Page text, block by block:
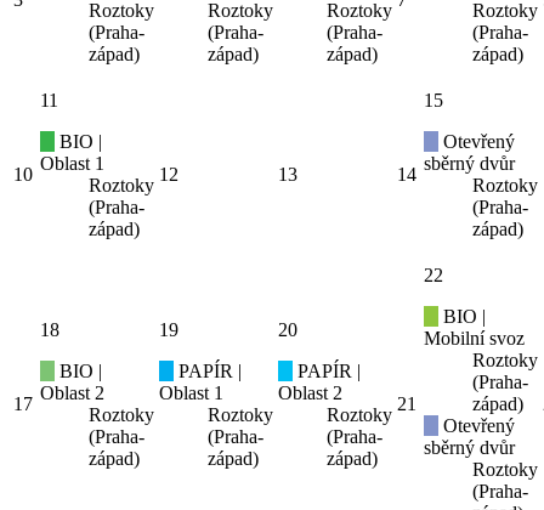
Roztoky
(Praha-
západ)
Roztoky
(Praha-
západ)
Roztoky
(Praha-
západ)
Roztoky
(Praha-
západ)
10
11
BIO |
Oblast 1
Roztoky
(Praha-
západ)
12 13 14
15
Otevřený
sběrný dvůr
Roztoky
(Praha-
západ)
17
18
BIO |
Oblast 2
Roztoky
(Praha-
západ)
19
PAPÍR |
Oblast 1
Roztoky
(Praha-
západ)
20
PAPÍR |
Oblast 2
Roztoky
(Praha-
západ)
21
22
BIO |
Mobilní svoz
Roztoky
(Praha-
západ)
Otevřený
sběrný dvůr
Roztoky
(Praha-